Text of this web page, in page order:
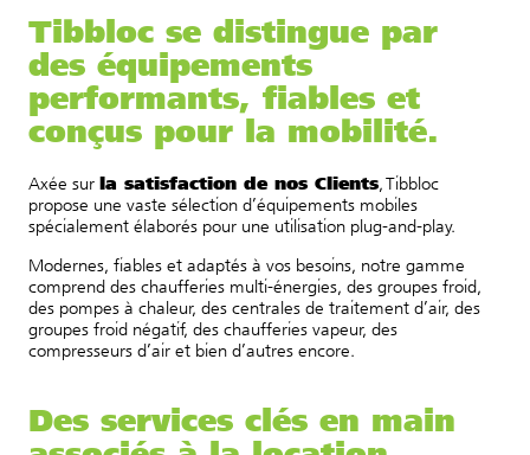
Tibbloc se distingue par
des équipements
performants, fiables et
conçus pour la mobilité.
Axée sur la satisfaction de nos Clients, Tibbloc
propose une vaste sélection d’équipements mobiles
spécialement élaborés pour une utilisation plug-and-play.
Modernes, fiables et adaptés à vos besoins, notre gamme
comprend des chaufferies multi-énergies, des groupes froid,
des pompes à chaleur, des centrales de traitement d’air, des
groupes froid négatif, des chaufferies vapeur, des
compresseurs d’air et bien d’autres encore.
Des services clés en main